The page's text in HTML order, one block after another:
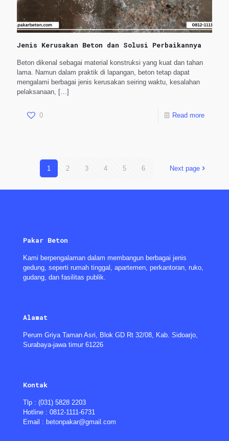
Jenis Kerusakan Beton dan Solusi Perbaikannya
Beton dikenal sebagai material konstruksi yang kuat dan tahan
lama. Namun dalam praktik di lapangan, beton tetap dapat
mengalami berbagai jenis kerusakan seiring waktu, kesalahan
pelaksanaan, […]
0 Read more
1 2 3 4 5 6 Next page
Pakar Beton
Kami berpengalaman dalam membangun berbagai jenis
gedung, seperti rumah tinggal, apartemen, perkantoran, ruko,
gudang, dan fasilitas publik.
Alamat
Perum Griya Taman Asri, Blok GD Rt 32/08, Kab. Sidoarjo,
Surabaya-jawa timur 61226
Kontak
Tlp : (031) 5828 2203
Hotline : 0812-1111-6731
Email : betonpakar@gmail.com